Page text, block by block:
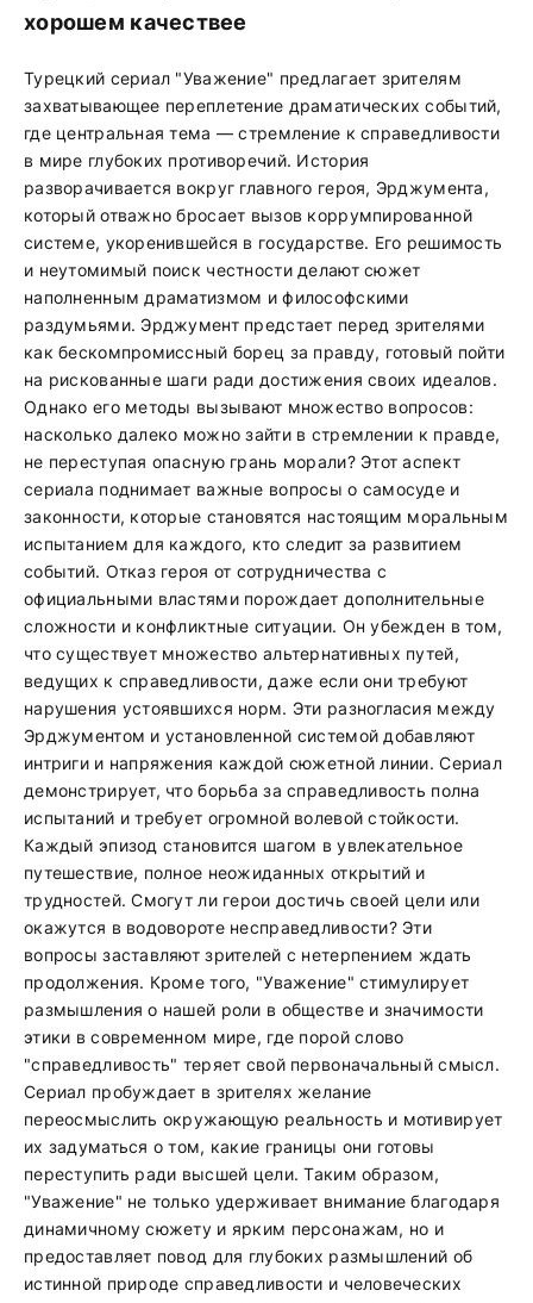
хорошем качествее
Турецкий сериал "Уважение" предлагает зрителям
захватывающее переплетение драматических событий,
где центральная тема — стремление к справедливости
в мире глубоких противоречий. История
разворачивается вокруг главного героя, Эрджумента,
который отважно бросает вызов коррумпированной
системе, укоренившейся в государстве. Его решимость
и неутомимый поиск честности делают сюжет
наполненным драматизмом и философскими
раздумьями. Эрджумент предстает перед зрителями
как бескомпромиссный борец за правду, готовый пойти
на рискованные шаги ради достижения своих идеалов.
Однако его методы вызывают множество вопросов:
насколько далеко можно зайти в стремлении к правде,
не переступая опасную грань морали? Этот аспект
сериала поднимает важные вопросы о самосуде и
законности, которые становятся настоящим моральным
испытанием для каждого, кто следит за развитием
событий. Отказ героя от сотрудничества с
официальными властями порождает дополнительные
сложности и конфликтные ситуации. Он убежден в том,
что существует множество альтернативных путей,
ведущих к справедливости, даже если они требуют
нарушения устоявшихся норм. Эти разногласия между
Эрджументом и установленной системой добавляют
интриги и напряжения каждой сюжетной линии. Сериал
демонстрирует, что борьба за справедливость полна
испытаний и требует огромной волевой стойкости.
Каждый эпизод становится шагом в увлекательное
путешествие, полное неожиданных открытий и
трудностей. Смогут ли герои достичь своей цели или
окажутся в водовороте несправедливости? Эти
вопросы заставляют зрителей с нетерпением ждать
продолжения. Кроме того, "Уважение" стимулирует
размышления о нашей роли в обществе и значимости
этики в современном мире, где порой слово
"справедливость" теряет свой первоначальный смысл.
Сериал пробуждает в зрителях желание
переосмыслить окружающую реальность и мотивирует
их задуматься о том, какие границы они готовы
переступить ради высшей цели. Таким образом,
"Уважение" не только удерживает внимание благодаря
динамичному сюжету и ярким персонажам, но и
предоставляет повод для глубоких размышлений об
истинной природе справедливости и человеческих